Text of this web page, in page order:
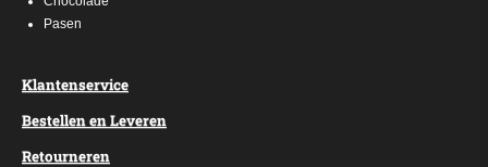
Pasen
Klantenservice
Bestellen en Leveren
Retourneren